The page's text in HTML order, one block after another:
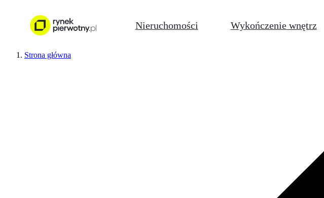
Nieruchomości Wykończenie wnętrz
Strona główna